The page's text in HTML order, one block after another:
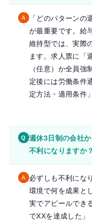
A
「どのパターンの
が最重要です。給
維持型では、実際
ます。求人票に「
（任意）か全員強
定後には労働条件
定方法・適用条件
Q
週休3日制の会社
不利になりますか？
A
必ずしも不利にな
環境で何を成果と
実でアピールでき
でXXを達成した